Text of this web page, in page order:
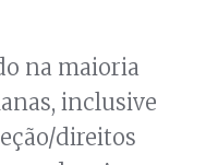
na maioria
inclusive
direitos